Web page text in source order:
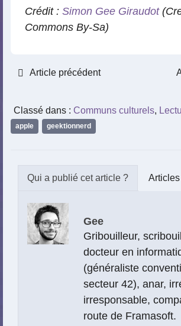
Crédit : Simon Gee Giraudot
Commons By-Sa)
Article précédent
Classé dans : Communs culturels,
apple geektionnerd
Gee
Gribouilleur,
docteur en
(généraliste
secteur 42), anar,
irresponsable,
route de Framasoft.